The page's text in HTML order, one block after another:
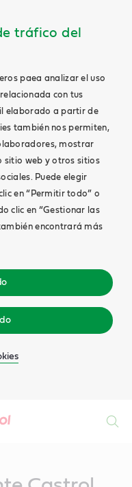
tráfico del
paea analizar el uso
con tus
elaborado a partir de
también nos permiten,
mostrar
sitio web y otros sitios
Puede elegir
en “Permitir todo” o
clic en “Gestionar las
encontrará más